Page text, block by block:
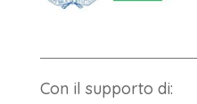
Con il supporto di: